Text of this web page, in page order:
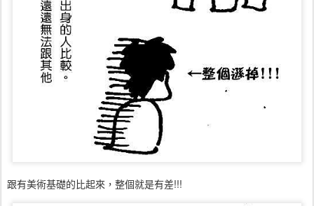
跟有美術基礎的比起來，整個就是有差!!!